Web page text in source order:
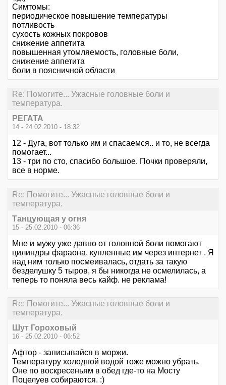
Симтомы:
периодическое повышение температуры
потливость
сухость кожных покровов
снижение аппетита
повышенная утомляемость, головные боли,
снижение аппетита
боли в поясничной области
Re: Помогите... Ужасные головные боли и
температура.
РЕГАТА
14 - 24.02.2010 - 18:32
12 - Дуга, вот только им и спасаемся.. и то, не всегда
помогает...
13 - три по сто, спасибо большое. Почки проверяли,
все в норме.
Re: Помогите... Ужасные головные боли и
температура.
Танцующая у огня
15 - 25.02.2010 - 06:36
Мне и мужу уже давно от головной боли помогают
цилиндры фараона, купленные им через интернет . Я
над ним только посмеивалась, отдать за такую
безделушку 5 тыров, я бы никогда не осмелилась, а
теперь то поняла весь кайф. не реклама!
Re: Помогите... Ужасные головные боли и
температура.
Шут Гороховый
16 - 25.02.2010 - 06:52
Афтор - записывайся в моржи.
Температуру холодной водой тоже можно убрать.
Оне по воскресеньям в обед где-то на Мосту
Поцелуев собираются. :)